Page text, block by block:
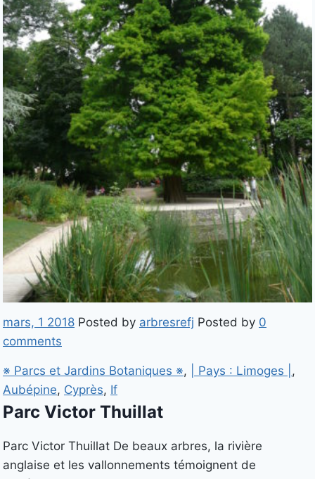
mars, 1 2018 Posted by arbresrefj Posted by 0
comments
※ Parcs et Jardins Botaniques ※, | Pays : Limoges | ,
Aubépine, Cyprès, If
Parc Victor Thuillat
Parc Victor Thuillat De beaux arbres, la rivière
anglaise et les vallonnements témoignent de